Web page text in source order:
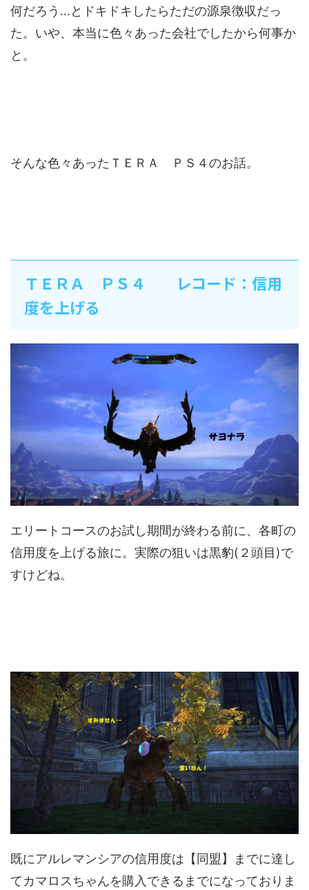
何だろう…とドキドキしたらただの源泉徴収だっ
た。いや、本当に色々あった会社でしたから何事か
と。
そんな色々あったＴＥＲＡ ＰＳ４のお話。
ＴＥＲＡ ＰＳ４ レコード：信用
度を上げる
エリートコースのお試し期間が終わる前に、各町の
信用度を上げる旅に。実際の狙いは黒豹(２頭目)で
すけどね。
既にアルレマンシアの信用度は【同盟】までに達し
てカマロスちゃんを購入できるまでになっておりま